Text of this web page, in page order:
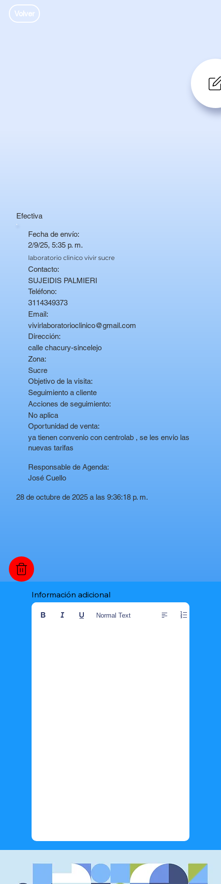
Volver
Efectiva
Fecha de envío:
2/9/25, 5:35 p. m.
laboratorio clinico vivir sucre
Contacto:
SUJEIDIS PALMIERI
Teléfono:
3114349373
Email:
vivirlaboratorioclinico@gmail.com
Dirección:
calle chacury-sincelejo
Zona:
Sucre
Objetivo de la visita:
Seguimiento a cliente
Acciones de seguimiento:
No aplica
Oportunidad de venta:
ya tienen convenio con centrolab , se les envio las
nuevas tarifas
Responsable de Agenda:
José Cuello
28 de octubre de 2025 a las 9:36:18 p. m.
Información adicional
Normal Text